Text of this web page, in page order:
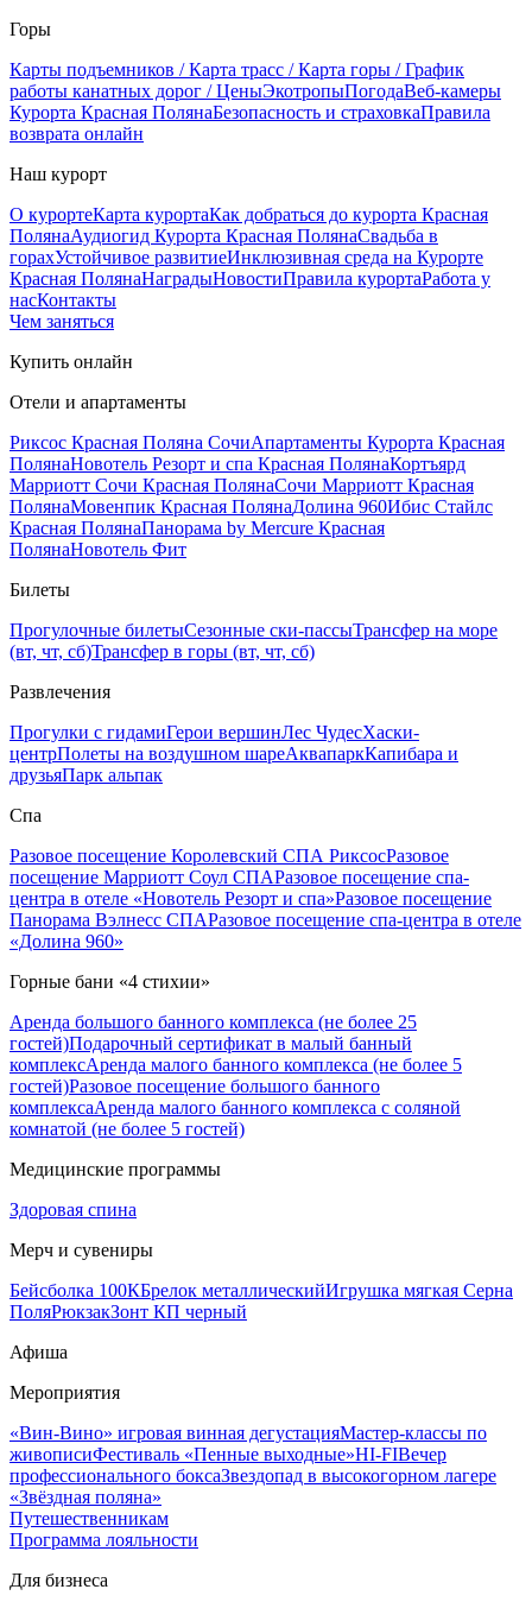
Горы
Карты подъемников / Карта трасс / Карта горы / График
работы канатных дорог / ЦеныЭкотропыПогодаВеб-камеры
Курорта Красная ПолянаБезопасность и страховкаПравила
возврата онлайн
Наш курорт
О курортеКарта курортаКак добраться до курорта Красная
ПолянаАудиогид Курорта Красная ПолянаСвадьба в
горахУстойчивое развитиеИнклюзивная среда на Курорте
Красная ПолянаНаградыНовостиПравила курортаРабота у
насКонтакты
Чем заняться
Купить онлайн
Отели и апартаменты
Риксос Красная Поляна СочиАпартаменты Курорта Красная
ПолянаНовотель Резорт и спа Красная ПолянаКортъярд
Марриотт Сочи Красная ПолянаСочи Марриотт Красная
ПолянаМовенпик Красная ПолянаДолина 960Ибис Стайлс
Красная ПолянаПанорама by Mercure Красная
ПолянаНовотель Фит
Билеты
Прогулочные билетыСезонные ски-пассыТрансфер на море
(вт, чт, сб)Трансфер в горы (вт, чт, сб)
Развлечения
Прогулки с гидамиГерои вершинЛес ЧудесХаски-
центрПолеты на воздушном шареАквапаркКапибара и
друзьяПарк альпак
Спа
Разовое посещение Королевский СПА РиксосРазовое
посещение Марриотт Соул СПАРазовое посещение спа-
центра в отеле «Новотель Резорт и спа»Разовое посещение
Панорама Вэлнесс СПАРазовое посещение спа-центра в отеле
«Долина 960»
Горные бани «4 стихии»
Аренда большого банного комплекса (не более 25
гостей)Подарочный сертификат в малый банный
комплексАренда малого банного комплекса (не более 5
гостей)Разовое посещение большого банного
комплексаАренда малого банного комплекса с соляной
комнатой (не более 5 гостей)
Медицинские программы
Здоровая спина
Мерч и сувениры
Бейсболка 100КБрелок металлическийИгрушка мягкая Серна
ПоляРюкзакЗонт КП черный
Афиша
Мероприятия
«Вин-Вино» игровая винная дегустацияМастер-классы по
живописиФестиваль «Пенные выходные»HI-FIВечер
профессионального боксаЗвездопад в высокогорном лагере
«Звёздная поляна»
Путешественникам
Программа лояльности
Для бизнеса